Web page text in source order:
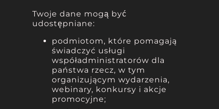
Twoje dane mogą być
udostępniane:
podmiotom, które pomagają
świadczyć usługi
współadministratorów dla
państwa rzecz, w tym
organizującym wydarzenia,
webinary, konkursy i akcje
promocyjne;